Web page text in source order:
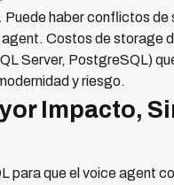
haber conflictos de
Costos de storage
Server, PostgreSQL)
y riesgo.
Impacto,
para que el voice agent